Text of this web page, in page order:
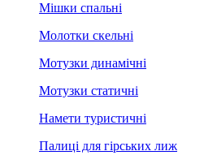
Мішки спальні
Молотки скельні
Мотузки динамічні
Мотузки статичні
Намети туристичні
Палиці для гірських лиж